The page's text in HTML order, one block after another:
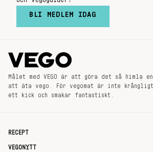
BLI MEDLEM IDAG
Målet med VEGO är att göra det så himla
att äta vego. För vegomat är inte
ett kick och smakar fantastiskt.
RECEPT
VEGONYTT